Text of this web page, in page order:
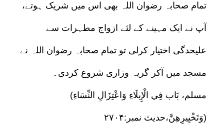
تمام صحابہ رضوان اللہ بھی اس میں شریک ہوتے،
آپ نے ایک مہینے کے لئے ازواج مطہرات سے
علیحدگی اختیار کرلی تو تمام صحابہ رضوان اللہ نے
مسجد میں آکر گریہ وزاری شروع کردی۔
(مسلم، بَاب فِي الْإِيلَاءِ وَاعْتِزَالِ النِّسَاءِ
وَتَخْيِيرِهِنَّ،حدیث نمبر:۲۷۰۴)